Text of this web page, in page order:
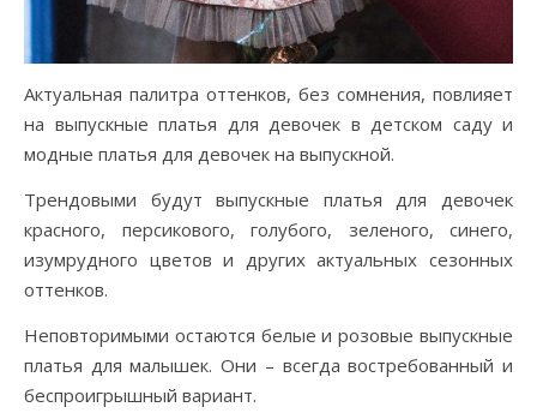
Актуальная палитра оттенков, без сомнения, повлияет
на выпускные платья для девочек в детском саду и
модные платья для девочек на выпускной.
Трендовыми будут выпускные платья для девочек
красного, персикового, голубого, зеленого, синего,
изумрудного цветов и других актуальных сезонных
оттенков.
Неповторимыми остаются белые и розовые выпускные
платья для малышек. Они – всегда востребованный и
беспроигрышный вариант.